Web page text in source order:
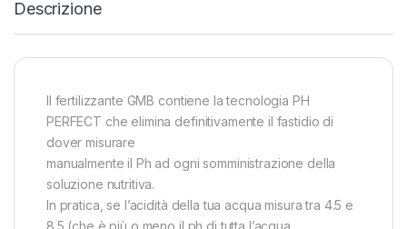
Descrizione
ll fertilizzante GMB contiene la tecnologia PH
PERFECT che elimina definitivamente il fastidio di
dover misurare
manualmente il Ph ad ogni somministrazione della
soluzione nutritiva.
In pratica, se l’acidità della tua acqua misura tra 4.5 e
8.5 (che è più o meno il ph di tutta l’acqua